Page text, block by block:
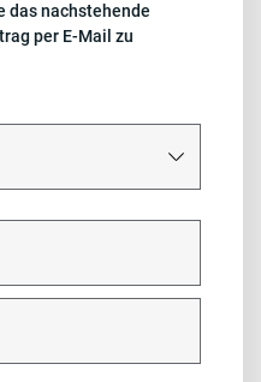
das nachstehende
per E-Mail zu